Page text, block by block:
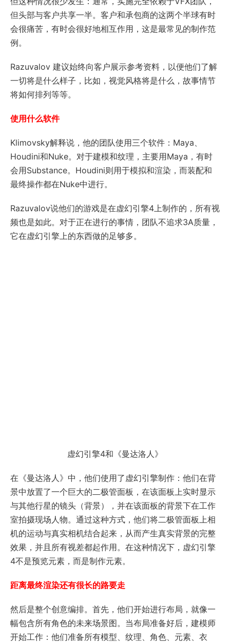
但头部与客户共享一半。客户和承包商的这两个半球有时
会很痛苦，有时会很好地相互作用，这是最常见的制作范
例。
Razuvalov 建议始终向客户展示参考资料，以便他们了解
一切将是什么样子，比如，视觉风格将是什么，故事情节
将如何排列等等。
使用什么软件
Klimovsky解释说，他的团队使用三个软件：Maya、
Houdini和Nuke。对于建模和纹理，主要用Maya，有时
会用Substance。Houdini则用于模拟和渲染，而装配和
最终操作都在Nuke中进行。
Razuvalov说他们的游戏是在虚幻引擎4上制作的，所有视
频也是如此。对于正在进行的事情，团队不追求3A质量，
它在虚幻引擎上的东西做的足够多。
虚幻引擎4和《曼达洛人》
在《曼达洛人》中，他们使用了虚幻引擎制作：他们在背
景中放置了一个巨大的二极管面板，在该面板上实时显示
与其他行星的镜头（背景），并在该面板的背景下在工作
室拍摄现场人物。通过这种方式，他们将二极管面板上相
机的运动与真实相机结合起来，从而产生真实背景的完整
效果，并且所有视差都起作用。在这种情况下，虚幻引擎
4不是预览元素，而是制作元素。
距离最终渲染还有很长的路要走
然后是整个创意编排。首先，他们开始进行布局，就像一
幅包含所有角色的未来场景图。当布局准备好后，建模师
开始工作：他们准备所有模型、纹理、角色、元素、衣